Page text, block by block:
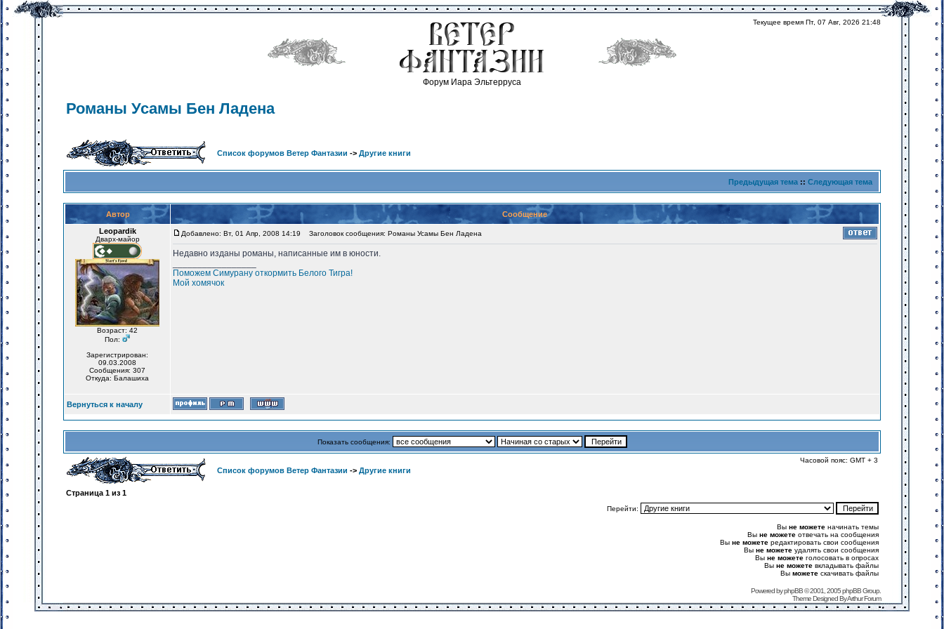
Форум Иара Эльтерруса
Текущее время Пт, 07 Авг, 2026 21:48
Романы Усамы Бен Ладена
Список форумов Ветер Фантазии -> Другие книги
Предыдущая тема :: Следующая тема
Автор
Сообщение
Leopardik
Дварх-майор
Возраст: 42
Пол:
Зарегистрирован:
09.03.2008
Сообщения: 307
Откуда: Балашиха
Добавлено: Вт, 01 Апр, 2008 14:19 Заголовок сообщения: Романы Усамы Бен Ладена
Недавно изданы романы, написанные им в юности.
Поможем Симурану откормить Белого Тигра!
Мой хомячок
Вернуться к началу
Показать сообщения:
Список форумов Ветер Фантазии -> Другие книги
Часовой пояс: GMT + 3
Страница 1 из 1
Перейти:
Вы не можете начинать темы
Вы не можете отвечать на сообщения
Вы не можете редактировать свои сообщения
Вы не можете удалять свои сообщения
Вы не можете голосовать в опросах
Вы не можете вкладывать файлы
Вы можете скачивать файлы
Powered byphpBB© 2001, 2005 phpBB Group.
Theme Designed ByArthur Forum